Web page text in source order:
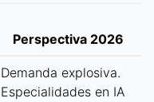
Perspectiva 2026
Demanda explosiva.
Especialidades en IA